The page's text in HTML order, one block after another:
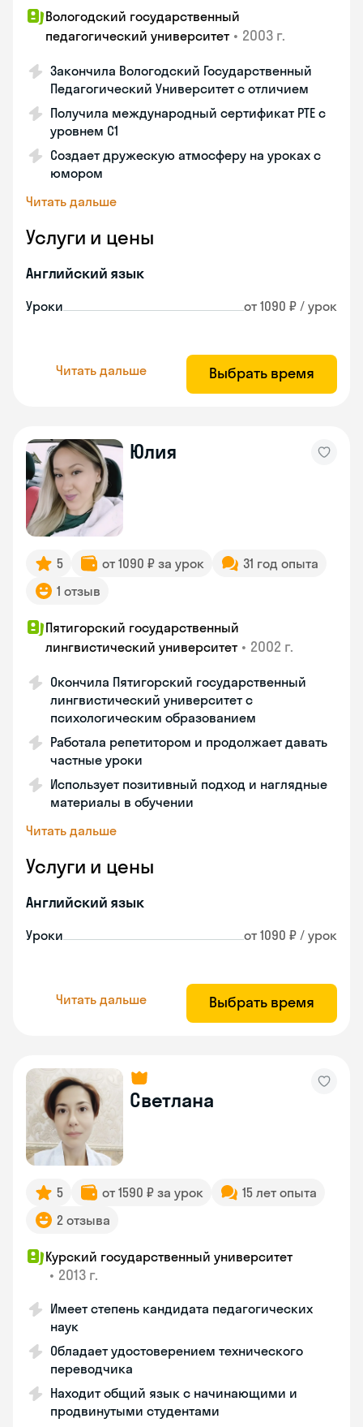
Вологодский государственный
педагогический университет • 2003 г.
Закончила Вологодский Государственный
Педагогический Университет с отличием
Получила международный сертификат PTE с
уровнем C1
Создает дружескую атмосферу на уроках с
юмором
Читать дальше
Услуги и цены
Английский язык
Уроки от 1090 ₽ / урок
Читать дальше Выбрать время
Юлия
5 от 1090 ₽ за урок
31 год опыта
1 отзыв
Пятигорский государственный
лингвистический университет • 2002 г.
Окончила Пятигорский государственный
лингвистический университет с
психологическим образованием
Работала репетитором и продолжает давать
частные уроки
Использует позитивный подход и наглядные
материалы в обучении
Читать дальше
Услуги и цены
Английский язык
Уроки от 1090 ₽ / урок
Читать дальше Выбрать время
Светлана
5 от 1590 ₽ за урок
15 лет опыта
2 отзыва
Курский государственный университет
• 2013 г.
Имеет степень кандидата педагогических
наук
Обладает удостоверением технического
переводчика
Находит общий язык с начинающими и
продвинутыми студентами